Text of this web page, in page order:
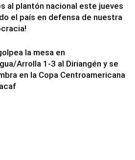
al plantón nacional este jueves
el país en defensa de nuestra
la mesa en
Arrolla 1-3 al Diriangén y se
en la Copa Centroamericana